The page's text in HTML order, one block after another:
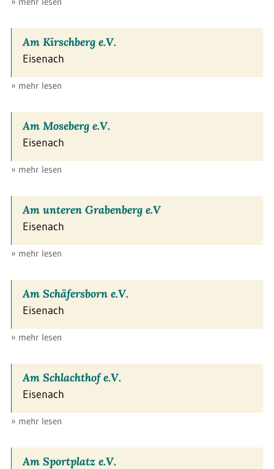
Am Kirschberg e.V.
Eisenach
» mehr lesen
Am Moseberg e.V.
Eisenach
» mehr lesen
Am unteren Grabenberg e.V
Eisenach
» mehr lesen
Am Schäfersborn e.V.
Eisenach
» mehr lesen
Am Schlachthof e.V.
Eisenach
» mehr lesen
Am Sportplatz e.V.